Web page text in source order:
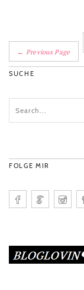
← Previous Page
SUCHE
FOLGE MIR